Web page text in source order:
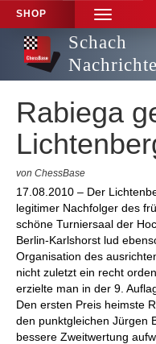
SHOP
TOGGLE
Schach
Rabiega
von ChessBase
17.08.2010 – Der
legitimer Nachfolger des
schöne Turniersaal der
Berlin-Karlshorst lud
Organisation des
nicht zuletzt ein recht
erzielte man in der 9.
Den ersten Preis heimste
den punktgleichen Jürgen
bessere Zweitwertung